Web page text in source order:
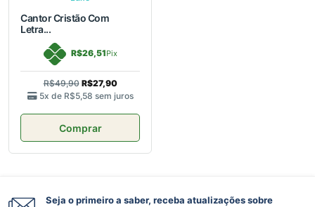
Cantor Cristão Com
Letra...
R$26,51Pix
R$49,90 R$27,90
5x de R$5,58 sem juros
Comprar
Seja o primeiro a saber, receba atualizações sobre